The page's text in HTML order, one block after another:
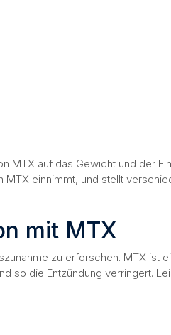
MTX auf das Gewicht und der
einnimmt, und stellt
mit MTX
zu erforschen. MTX ist
so die Entzündung verringert.